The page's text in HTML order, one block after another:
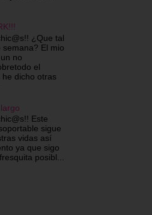
¿Que tal
semana? El mio
no
el
dicho otras
Este
sigue
vidas así
ya que sigo
posibl...